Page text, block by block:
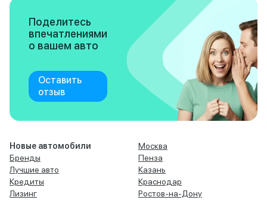
Поделитесь
впечатлениями
о вашем авто
Оставить
отзыв
Новые автомобили
Бренды
Лучшие авто
Кредиты
Лизинг
Москва
Пенза
Казань
Краснодар
Ростов-на-Дону